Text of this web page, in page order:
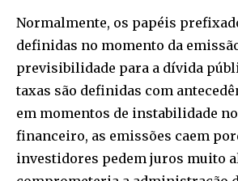
Normalmente, os papéis
definidas no momento da
previsibilidade para a dívida
taxas são definidas com
em momentos de instabilidade
financeiro, as emissões caem
investidores pedem juros muito